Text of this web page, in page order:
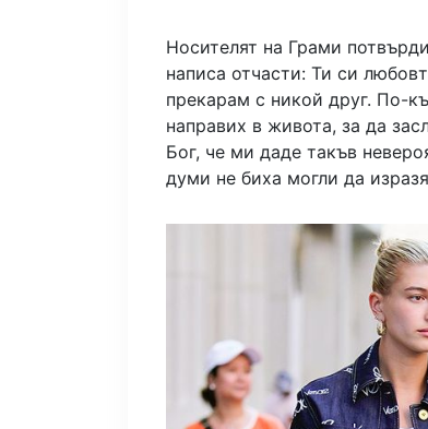
Носителят на Грами
написа отчасти: Ти си
прекарам с никой друг. По-
направих в живота, за да
Бог, че ми даде такъв
думи не биха могли да